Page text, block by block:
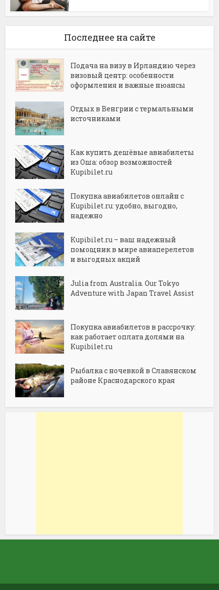
Последнее на сайте
Подача на визу в Ирландию через
визовый центр: особенности
оформления и важные нюансы
Отдых в Венгрии с термальными
источниками
Как купить дешёвые авиабилеты
из Оша: обзор возможностей
Kupibilet.ru
Покупка авиабилетов онлайн с
Kupibilet.ru: удобно, выгодно,
надежно
Kupibilet.ru – ваш надежный
помощник в мире авиаперелетов
и выгодных акций
Julia from Australia. Our Tokyo
Adventure with Japan Travel Assist
Покупка авиабилетов в рассрочку:
как работает оплата долями на
Kupibilet.ru
Рыбалка с ночевкой в Славянском
районе Краснодарского края